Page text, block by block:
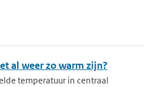
al weer zo warm zijn?
temperatuur in centraal